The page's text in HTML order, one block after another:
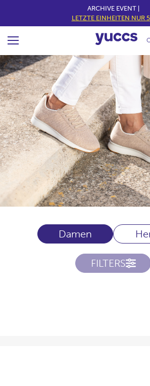
ARCHIVE EVENT |
LETZTE EINHEITEN NUR
Damen
FILTERS